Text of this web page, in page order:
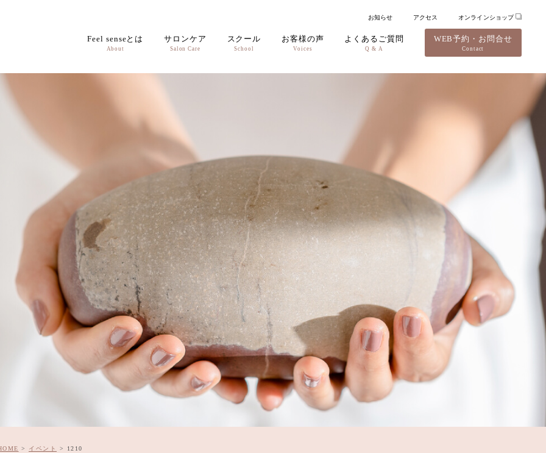
お知らせ アクセス オンラインショップ
Feel senseとは
About
サロンケア
Salon Care
スクール
School
お客様の声
Voices
よくあるご質問
Q & A
WEB予約・お問合せ
Contact
> イベント > 1210